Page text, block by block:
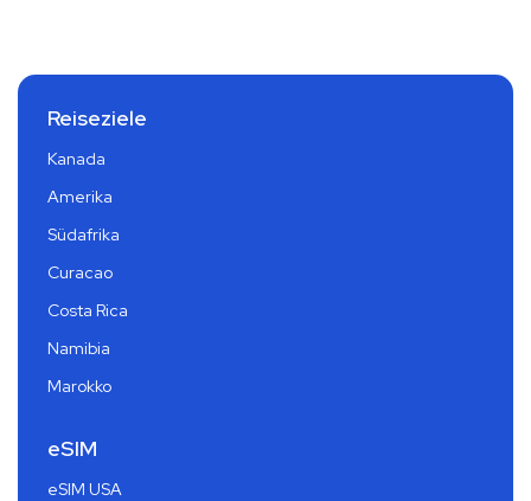
Reiseziele
Kanada
Amerika
Südafrika
Curacao
Costa Rica
Namibia
Marokko
eSIM
eSIM USA